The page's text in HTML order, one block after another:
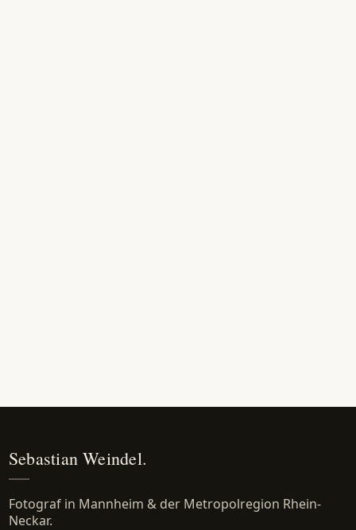
Sebastian Weindel.
Fotograf in Mannheim & der Metropolregion Rhein-
Neckar.